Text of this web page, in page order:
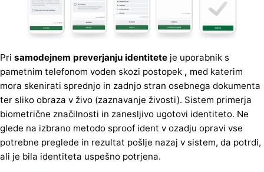
Pri samodejnem preverjanju identitete je uporabnik s
pametnim telefonom voden skozi postopek , med katerim
mora skenirati sprednjo in zadnjo stran osebnega dokumenta
ter sliko obraza v živo (zaznavanje živosti). Sistem primerja
biometrične značilnosti in zanesljivo ugotovi identiteto. Ne
glede na izbrano metodo sproof ident v ozadju opravi vse
potrebne preglede in rezultat pošlje nazaj v sistem, da potrdi,
ali je bila identiteta uspešno potrjena.